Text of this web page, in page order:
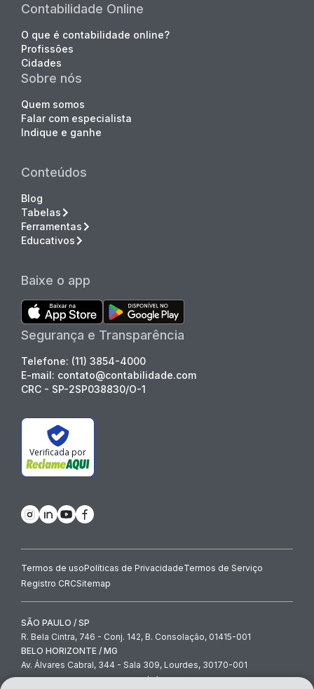
Contabilidade Online
O que é contabilidade online?
Profissões
Cidades
Sobre nós
Quem somos
Falar com especialista
Indique e ganhe
Conteúdos
Blog
Tabelas
Ferramentas
Educativos
Baixe o app
Segurança e Transparência
Telefone: (11) 3854-4000
E-mail: contato@contabilidade.com
CRC - SP-2SP038830/O-1
Verificada por
Termos de usoPolíticas de PrivacidadeTermos de Serviço
Registro CRCSitemap
SÃO PAULO / SP
R. Bela Cintra, 746 - Conj. 142, B. Consolação, 01415-001
BELO HORIZONTE / MG
Av. Álvares Cabral, 344 - Sala 309, Lourdes, 30170-001
contato@contabilidade.com-(11) 3854-4000